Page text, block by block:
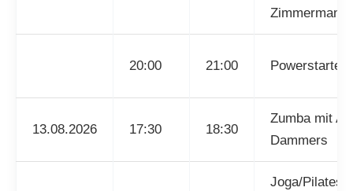
Zimmermann
20:00 21:00 Powerstarter
13.08.2026 17:30 18:30
Zumba mit
Dammers
Joga/Pilates/